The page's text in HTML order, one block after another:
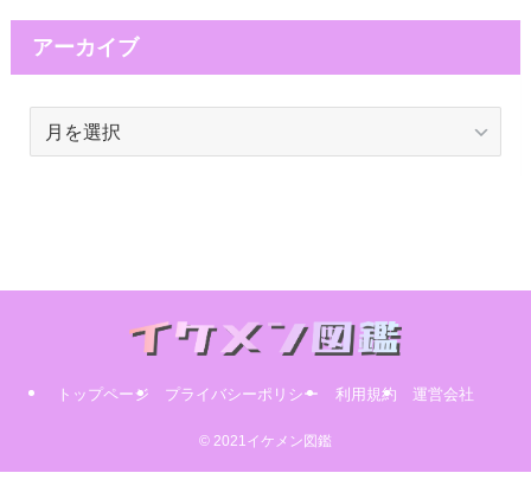
アーカイブ
トップページ プライバシーポリシー 利用規約 運営会社
© 2021イケメン図鑑